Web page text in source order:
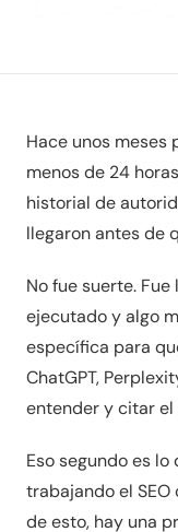
Hace unos meses
menos de 24
historial de
llegaron antes de
No fue suerte.
ejecutado y algo
específica para
ChatGPT,
entender y citar
Eso segundo es lo
trabajando el
de esto, hay una